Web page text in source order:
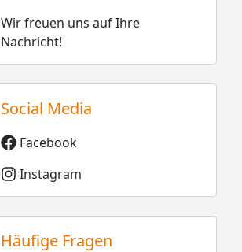
Wir freuen uns auf Ihre
Nachricht!
Social Media
Facebook
Instagram
Häufige Fragen